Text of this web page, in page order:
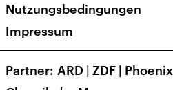
Karriere
Transparenz
Nutzungsbedingungen
Impressum
Partner ARD | ZDF | Phoenix